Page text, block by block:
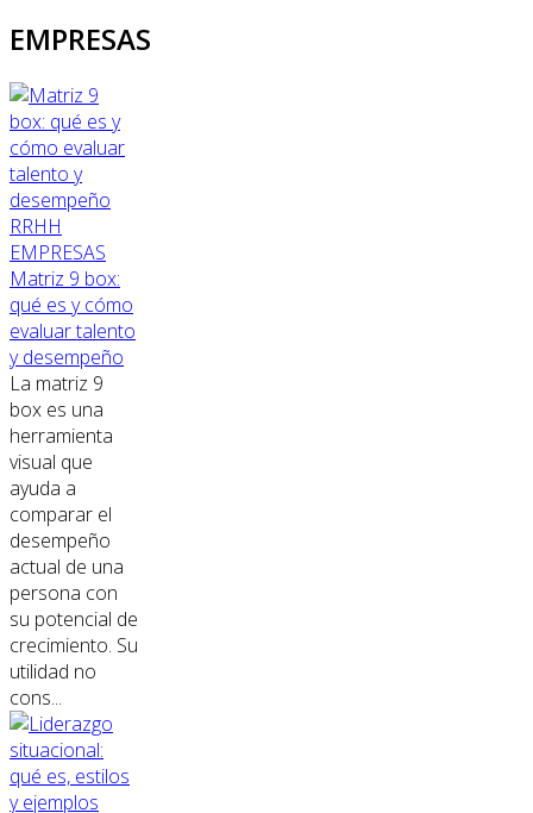
EMPRESAS
RRHH
EMPRESAS
Matriz 9 box:
qué es y cómo
evaluar talento
y desempeño
La matriz 9
box es una
herramienta
visual que
ayuda a
comparar el
desempeño
actual de una
persona con
su potencial de
crecimiento. Su
utilidad no
cons...